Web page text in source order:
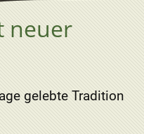
neuer
gelebte Tradition